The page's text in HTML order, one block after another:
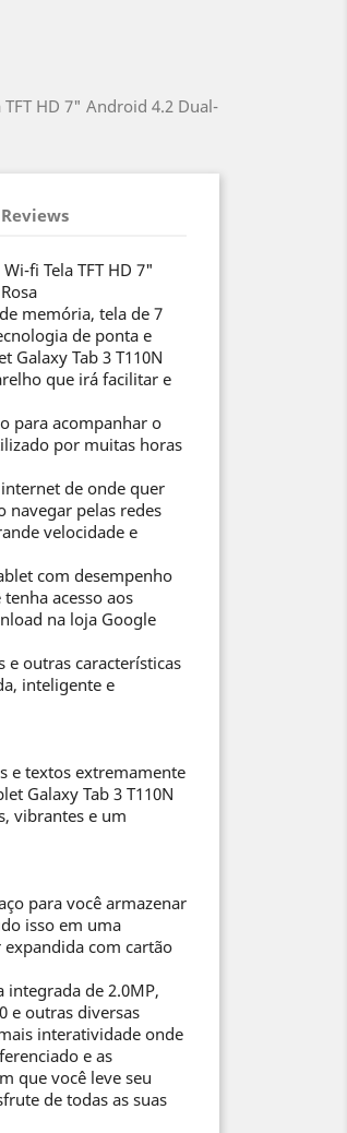
TFT HD 7" Android 4.2 Dual-
Reviews
fi Tela TFT HD 7"
memória, tela de 7
de ponta e
Galaxy Tab 3 T110N
que irá facilitar e
para acompanhar o
por muitas horas
de onde quer
navegar pelas redes
velocidade e
com desempenho
acesso aos
na loja Google
e outras características
inteligente e
e textos extremamente
Galaxy Tab 3 T110N
vibrantes e um
para você armazenar
isso em uma
com cartão
integrada de 2.0MP,
e outras diversas
interatividade onde
e as
que você leve seu
de todas as suas